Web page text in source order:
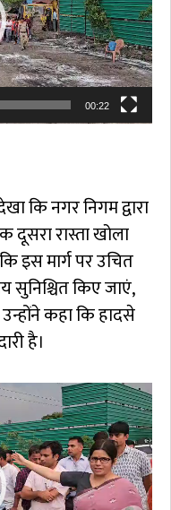
00:22
कि नगर निगम द्वारा
रास्ता खोला
इस मार्ग पर उचित
किए जाएं,
कहा कि हादसे
है।